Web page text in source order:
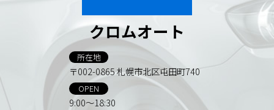
クロムオート
所在地
〒002-0865 札幌市北区屯田町740
OPEN
9:00～18:30